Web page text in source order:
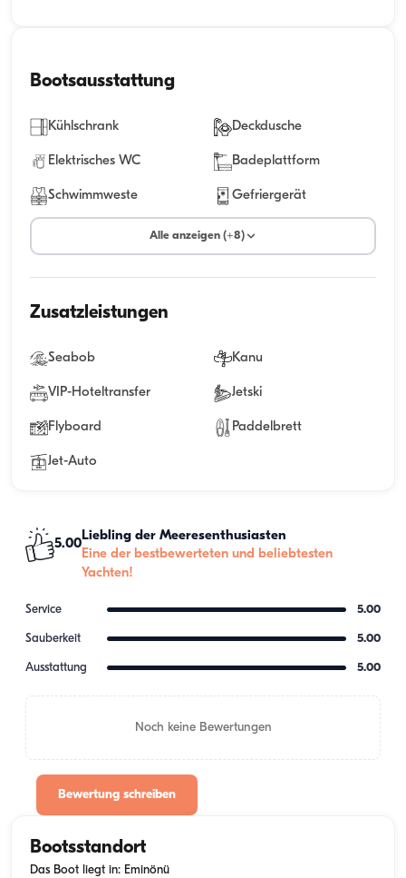
Bootsausstattung
Kühlschrank Deckdusche
Elektrisches WC Badeplattform
Schwimmweste Gefriergerät
Alle anzeigen (+8)
Zusatzleistungen
Seabob Kanu
VIP-Hoteltransfer Jetski
Flyboard Paddelbrett
Jet-Auto
5.00
Liebling der Meeresenthusiasten
Eine der bestbewerteten und beliebtesten
Yachten!
Service 5.00
Sauberkeit 5.00
Ausstattung 5.00
Noch keine Bewertungen
Bewertung schreiben
Bootsstandort
Das Boot liegt in: Eminönü